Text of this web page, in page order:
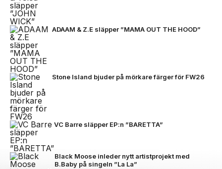
ADAAM & Z.E släpper ”MAMA OUT THE HOOD”
Stone Island bjuder på mörkare färger för FW26
VC Barre släpper EP:n ”BARETTA”
Black Moose inleder nytt artistprojekt med
B.Baby på singeln ”La La”